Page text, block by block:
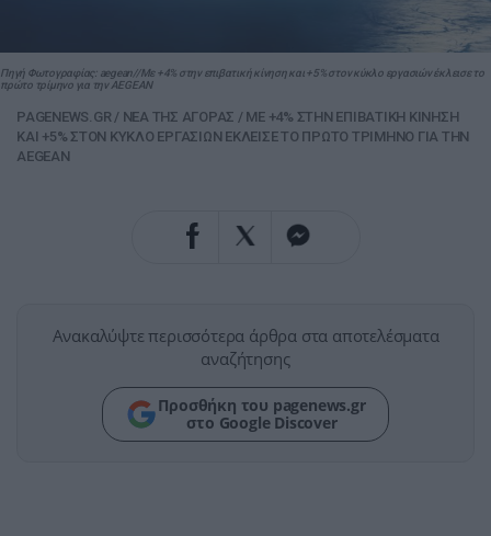
Πηγή Φωτογραφίας: aegean//Με +4% στην επιβατική κίνηση και +5% στον κύκλο εργασιών έκλεισε το
πρώτο τρίμηνο για την AEGEAN
PAGENEWS.GR / NΕΑ ΤΗΣ ΑΓΟΡΑΣ / ΜΕ +4% ΣΤΗΝ ΕΠΙΒΑΤΙΚΗ ΚΙΝΗΣΗ
ΚΑΙ +5% ΣΤΟΝ ΚΥΚΛΟ ΕΡΓΑΣΙΩΝ ΕΚΛΕΙΣΕ ΤΟ ΠΡΩΤΟ ΤΡΙΜΗΝΟ ΓΙΑ ΤΗΝ
AEGEAN
Ανακαλύψτε περισσότερα άρθρα στα αποτελέσματα
αναζήτησης
Προσθήκη του pagenews.gr
στο Google Discover